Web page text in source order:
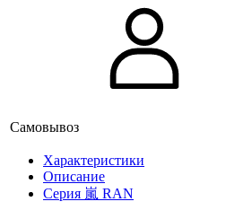
Самовывоз
Xарактеристики
Описание
Серия 嵐 RAN